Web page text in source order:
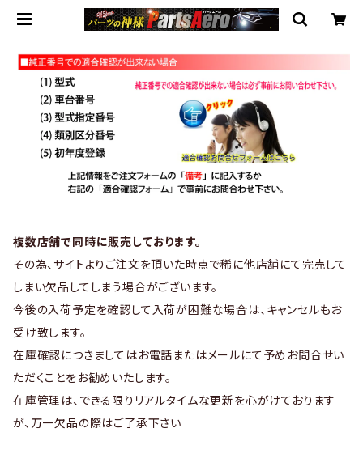
複数店舗で同時に販売しております。
その為、サイトよりご注文を頂いた時点で稀に他店舗にて完売して
しまい欠品してしまう場合がございます。
今後の入荷予定を確認して入荷が困難な場合は、キャンセルもお
受け致します。
在庫確認につきましてはお電話またはメールにて予めお問合せい
ただくことをお勧めいたします。
在庫管理は、できる限りリアルタイムな更新を心がけております
が、万一欠品の際はご了承下さい